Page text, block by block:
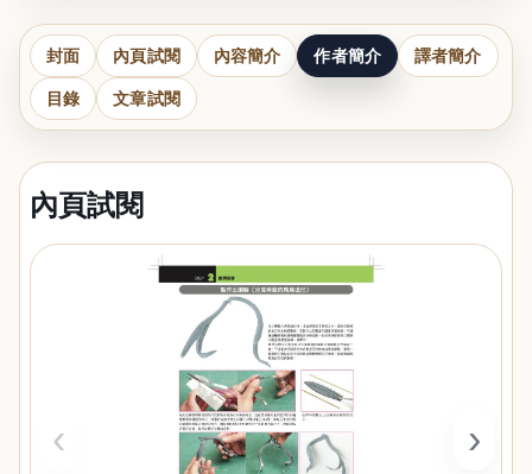
封面 內頁試閱 內容簡介 作者簡介 譯者簡介
目錄 文章試閱
內頁試閱
‹ ›